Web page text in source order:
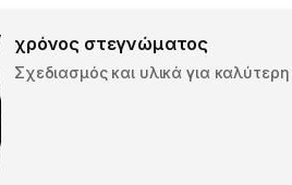
χρόνος στεγνώματος
Σχεδιασμός και υλικά για